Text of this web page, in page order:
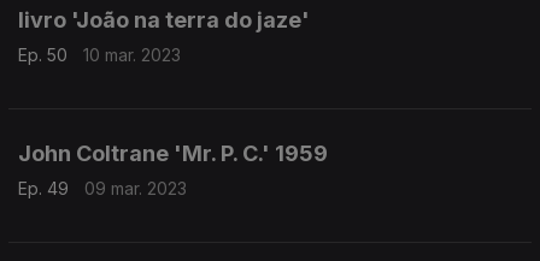
livro 'João na terra do jaze'
Ep. 50 10 mar. 2023
John Coltrane 'Mr. P. C.' 1959
Ep. 49 09 mar. 2023